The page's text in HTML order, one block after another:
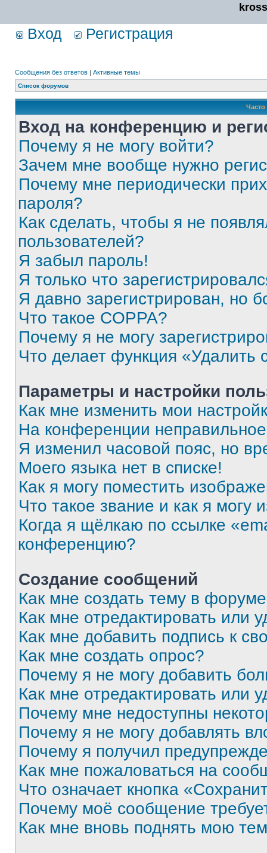
Вход Регистрация
Сообщения без ответов | Активные темы
Список форумов
Вход на конференцию и
Почему я не могу войти?
Зачем мне вообще нужно
Почему мне периодически
пароля?
Как сделать, чтобы я не
пользователей?
Я забыл пароль!
Я только что
Я давно зарегистрирован, но
Что такое COPPA?
Почему я не могу
Что делает функция «Удалить
Параметры и настройки
Как мне изменить мои
На конференции
Я изменил часовой пояс, но
Моего языка нет в списке!
Как я могу поместить
Что такое звание и как я могу
Когда я щёлкаю по ссылке
конференцию?
Создание сообщений
Как мне создать тему в
Как мне отредактировать или
Как мне добавить подпись к
Как мне создать опрос?
Почему я не могу добавить
Как мне отредактировать или
Почему мне недоступны
Почему я не могу добавлять
Почему я получил
Как мне пожаловаться на
Что означает кнопка
Почему моё сообщение
Как мне вновь поднять мою